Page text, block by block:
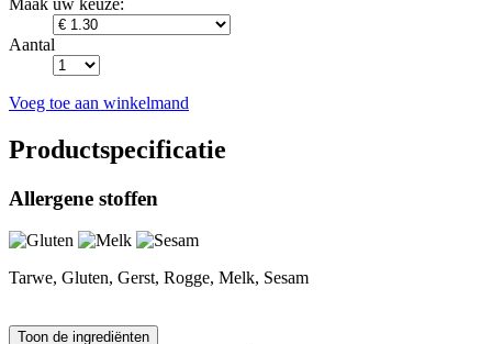
Maak uw keuze:
Aantal
Voeg toe aan winkelmand
Productspecificatie
Allergene stoffen
Tarwe, Gluten, Gerst, Rogge, Melk, Sesam